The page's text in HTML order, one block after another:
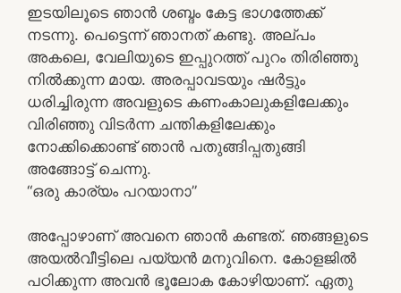
ഇടയിലൂടെ ഞാന്‍ ശബ്ദം കേട്ട ഭാഗത്തേക്ക്
നടന്നു. പെട്ടെന്ന് ഞാനത് കണ്ടു. അല്പം
അകലെ, വേലിയുടെ ഇപ്പുറത്ത് പുറം തിരിഞ്ഞു
നില്‍ക്കുന്ന മായ. അരപ്പാവടയും ഷര്‍ട്ടും
ധരിച്ചിരുന്ന അവളുടെ കണംകാലുകളിലേക്കും
വിരിഞ്ഞു വിടര്‍ന്ന ചന്തികളിലേക്കും
നോക്കിക്കൊണ്ട് ഞാന്‍ പതുങ്ങിപ്പതുങ്ങി
അങ്ങോട്ട്‌ ചെന്നു.
“ഒരു കാര്യം പറയാനാ”
അപ്പോഴാണ്‌ അവനെ ഞാന്‍ കണ്ടത്. ഞങ്ങളുടെ
അയല്‍വീട്ടിലെ പയ്യന്‍ മനുവിനെ. കോളജില്‍
പഠിക്കുന്ന അവന്‍ ഭൂലോക കോഴിയാണ്. ഏതു